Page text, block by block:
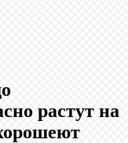
растут на